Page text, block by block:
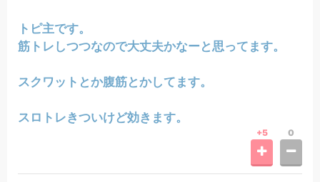
トピ主です。
筋トレしつつなので大丈夫かなーと思ってます。
スクワットとか腹筋とかしてます。
スロトレきついけど効きます。
+5 0